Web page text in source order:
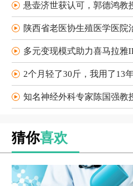
悬壶济世获认可，郭德鸿教
陕西省老医协生殖医学医院
多元变现模式助力喜马拉雅
2个月轻了30斤，我用了13
知名神经外科专家陈国强教
猜你喜欢